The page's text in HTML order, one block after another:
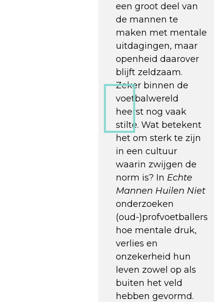
een groot deel van
de mannen te
maken met mentale
uitdagingen, maar
openheid daarover
blijft zeldzaam.
Zeker binnen de
voetbalwereld
heerst nog vaak
stilte. Wat betekent
het om sterk te zijn
in een cultuur
waarin zwijgen de
norm is? In Echte
Mannen Huilen Niet
onderzoeken
(oud-)profvoetballers
hoe mentale druk,
verlies en
onzekerheid hun
leven zowel op als
buiten het veld
hebben gevormd.